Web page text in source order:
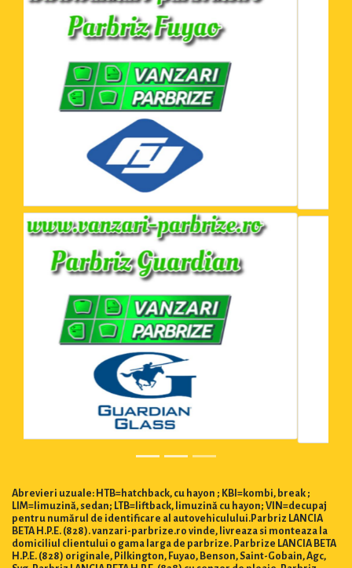
Abrevieri uzuale: HTB=hatchback, cu hayon ; KBI=kombi, break ;
LIM=limuzină, sedan; LTB=liftback, limuzină cu hayon; VIN=decupaj
pentru numărul de identificare al autovehiculului.Parbriz LANCIA
BETA H.P.E. (828). vanzari-parbrize.ro vinde, livreaza si monteaza la
domiciliul clientului o gama larga de parbrize. Parbrize LANCIA BETA
H.P.E. (828) originale, Pilkington, Fuyao, Benson, Saint-Gobain, Agc,